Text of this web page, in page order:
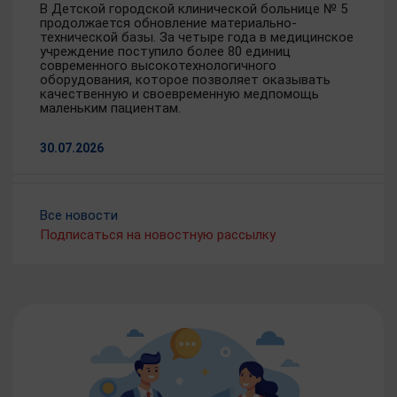
В Детской городской клинической больнице № 5
продолжается обновление материально-
технической базы. За четыре года в медицинское
учреждение поступило более 80 единиц
современного высокотехнологичного
оборудования, которое позволяет оказывать
качественную и своевременную медпомощь
маленьким пациентам.
30.07.2026
Порядка 700 исследований
выполнено на новом МРТ-аппарате в
Ивановской областной детской клинической
выполнено порядка 700 исследований.
Современное оборудование позволило
значительно расширить возможности
диагностики и повысить доступность
Все новости
Подписаться на новостную рассылку